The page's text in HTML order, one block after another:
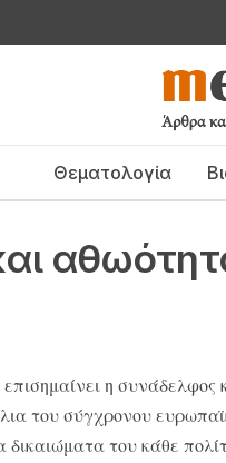
Θεματολογία
η
του σύγχρονου
του κάθε